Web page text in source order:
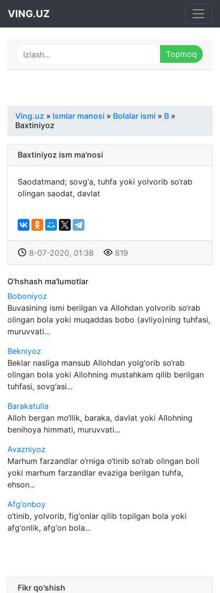
VING.UZ
Ving.uz » Ismlar manosi » Bolalar ismi » B »
Baxtiniyoz
Baxtiniyoz ism ma'nosi
Saodatmand; sovg‘a, tuhfa yoki yolvorib so‘rab
olingan saodat, davlat
8-07-2020, 01:38 819
O'hshash ma'lumotlar
Boboniyoz
Buvasining ismi berilgan va Allohdan yolvorib so‘rab
olingan bola yoki muqaddas bobo (avliyo)ning tuhfasi,
muruvvati...
Bekniyoz
Beklar nasliga mansub Allohdan yolg‘orib so‘rab
olingan bola yoki Allohning mustahkam qilib berilgan
tuhfasi, sovg‘asi...
Barakatulla
Alloh bergan mo‘llik, baraka, davlat yoki Allohning
benihoya himmati, muruvvati...
Avazniyoz
Marhum farzandlar o‘rniga o‘tinib so‘rab olingan boli
yoki marhum farzandlar evaziga berilgan tuhfa,
ehson...
Afg‘onboy
o‘tinib, yolvorib, fig‘onlar qilib topilgan bola yoki
afg‘onlik, afg‘on bola...
Fikr qo'shish